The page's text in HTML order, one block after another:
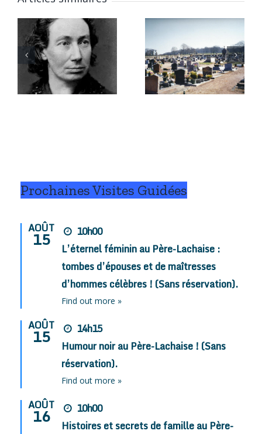
Qui repose
à Chitry-
les-Mines
6 janvier
2026 :
Marius,
César, et
Prochaines Visites Guidées
AOÛT
15
10h00
L’éternel féminin au Père-Lachaise :
tombes d’épouses et de maîtresses
d’hommes célèbres ! (Sans réservation).
Find out more »
AOÛT
15
14h15
Humour noir au Père-Lachaise ! (Sans
réservation).
Find out more »
AOÛT
16
10h00
Histoires et secrets de famille au Père-